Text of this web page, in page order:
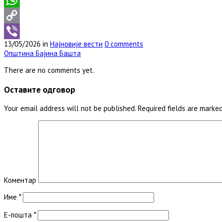
WhatsApp
Copy
Link
Viber
13/05/2026 in Најновије вести 0 comments
Општина Бајина Башта
There are no comments yet.
Оставите одговор
Your email address will not be published. Required fields are
Коментар
Име *
Е-пошта *